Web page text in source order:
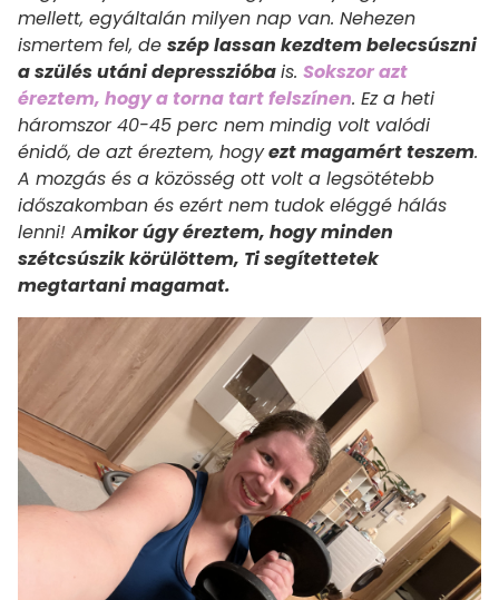
mellett, egyáltalán milyen nap van. Nehezen
ismertem fel, de szép lassan kezdtem belecsúszni
a szülés utáni depresszióbais. Sokszor azt
éreztem, hogy a torna tart felszínen. Ez a heti
háromszor 40-45 perc nem mindig volt valódi
énidő, de azt éreztem, hogyezt magamért teszem.
A mozgás és a közösség ott volt a legsötétebb
időszakomban és ezért nem tudok eléggé hálás
lenni! Amikor úgy éreztem, hogy minden
szétcsúszik körülöttem, Ti segítettetek
megtartani magamat.